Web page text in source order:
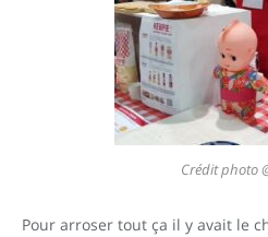
Crédit photo
Pour arroser tout ça il y avait le